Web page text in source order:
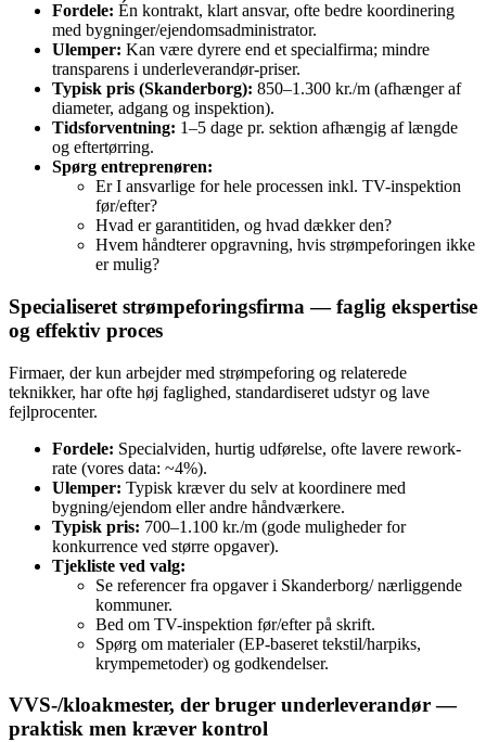
Fordele: Én kontrakt, klart ansvar, ofte bedre koordinering
med bygninger/ejendomsadministrator.
Ulemper: Kan være dyrere end et specialfirma; mindre
transparens i underleverandør-priser.
Typisk pris (Skanderborg): 850–1.300 kr./m (afhænger af
diameter, adgang og inspektion).
Tidsforventning: 1–5 dage pr. sektion afhængig af længde
og eftertørring.
Spørg entreprenøren:
Er I ansvarlige for hele processen inkl. TV-inspektion
før/efter?
Hvad er garantitiden, og hvad dækker den?
Hvem håndterer opgravning, hvis strømpeforingen ikke
er mulig?
Specialiseret strømpeforingsfirma — faglig ekspertise
og effektiv proces
Firmaer, der kun arbejder med strømpeforing og relaterede
teknikker, har ofte høj faglighed, standardiseret udstyr og lave
fejlprocenter.
Fordele: Specialviden, hurtig udførelse, ofte lavere rework-
rate (vores data: ~4%).
Ulemper: Typisk kræver du selv at koordinere med
bygning/ejendom eller andre håndværkere.
Typisk pris: 700–1.100 kr./m (gode muligheder for
konkurrence ved større opgaver).
Tjekliste ved valg:
Se referencer fra opgaver i Skanderborg/ nærliggende
kommuner.
Bed om TV-inspektion før/efter på skrift.
Spørg om materialer (EP-baseret tekstil/harpiks,
krympemetoder) og godkendelser.
VVS-/kloakmester, der bruger underleverandør —
praktisk men kræver kontrol